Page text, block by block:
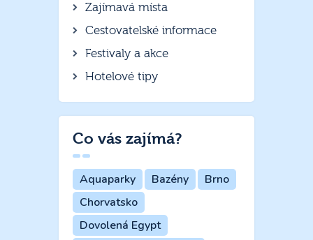
Zajímavá místa
Cestovatelské informace
Festivaly a akce
Hotelové tipy
Co vás zajímá?
Aquaparky Bazény
Brno
Chorvatsko
Dovolená Egypt